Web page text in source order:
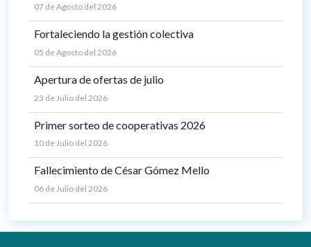
07 de Agosto del 2026
Fortaleciendo la gestión colectiva
05 de Agosto del 2026
Apertura de ofertas de julio
23 de Julio del 2026
Primer sorteo de cooperativas 2026
10 de Julio del 2026
Fallecimiento de César Gómez Mello
06 de Julio del 2026